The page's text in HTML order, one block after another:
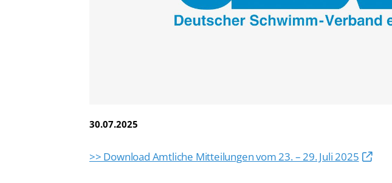
30.07.2025
>> Download Amtliche Mitteilungen vom 23. – 29. Juli 2025
Abteilungen